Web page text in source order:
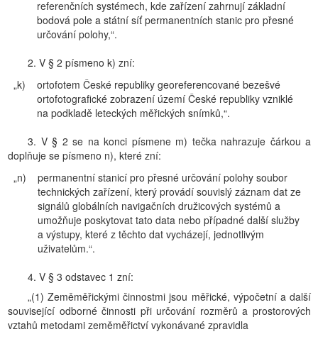
referenčních systémech, kde zařízení zahrnují základní
bodová pole a státní síť permanentních stanic pro přesné
určování polohy,“.
2. V § 2 písmeno k) zní:
„k)
ortofotem České republiky georeferencované bezešvé
ortofotografické zobrazení území České republiky vzniklé
na podkladě leteckých měřických snímků,“.
3. V § 2 se na konci písmene m) tečka nahrazuje čárkou a
doplňuje se písmeno n), které zní:
„n)
permanentní stanicí pro přesné určování polohy soubor
technických zařízení, který provádí souvislý záznam dat ze
signálů globálních navigačních družicových systémů a
umožňuje poskytovat tato data nebo případné další služby
a výstupy, které z těchto dat vycházejí, jednotlivým
uživatelům.“.
4. V § 3 odstavec 1 zní:
„(1) Zeměměřickými činnostmi jsou měřické, výpočetní a další
související odborné činnosti při určování rozměrů a prostorových
vztahů metodami zeměměřictví vykonávané zpravidla